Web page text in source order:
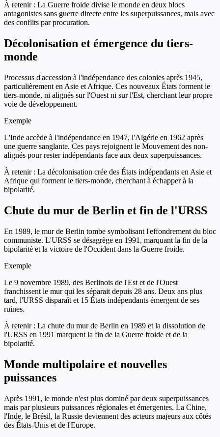
À retenir : La Guerre froide divise le monde en deux blocs
antagonistes sans guerre directe entre les superpuissances, mais avec
des conflits par procuration.
Décolonisation et émergence du tiers-
monde
Processus d'accession à l'indépendance des colonies après 1945,
particulièrement en Asie et Afrique. Ces nouveaux États forment le
tiers-monde, ni alignés sur l'Ouest ni sur l'Est, cherchant leur propre
voie de développement.
Exemple
L'Inde accède à l'indépendance en 1947, l'Algérie en 1962 après
une guerre sanglante. Ces pays rejoignent le Mouvement des non-
alignés pour rester indépendants face aux deux superpuissances.
À retenir : La décolonisation crée des États indépendants en Asie et
Afrique qui forment le tiers-monde, cherchant à échapper à la
bipolarité.
Chute du mur de Berlin et fin de l'URSS
En 1989, le mur de Berlin tombe symbolisant l'effondrement du bloc
communiste. L'URSS se désagrège en 1991, marquant la fin de la
bipolarité et la victoire de l'Occident dans la Guerre froide.
Exemple
Le 9 novembre 1989, des Berlinois de l'Est et de l'Ouest
franchissent le mur qui les séparait depuis 28 ans. Deux ans plus
tard, l'URSS disparaît et 15 États indépendants émergent de ses
ruines.
À retenir : La chute du mur de Berlin en 1989 et la dissolution de
l'URSS en 1991 marquent la fin de la Guerre froide et de la
bipolarité.
Monde multipolaire et nouvelles
puissances
Après 1991, le monde n'est plus dominé par deux superpuissances
mais par plusieurs puissances régionales et émergentes. La Chine,
l'Inde, le Brésil, la Russie deviennent des acteurs majeurs aux côtés
des États-Unis et de l'Europe.